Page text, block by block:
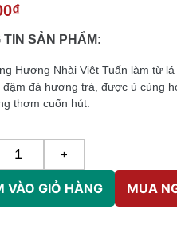
₫
TIN SẢN PHẨM:
Hương Nhài Việt Tuấn làm từ
đậm đà hương trà, được ủ cùng
thơm cuốn hút.
+
VÀO GIỎ HÀNG MUA